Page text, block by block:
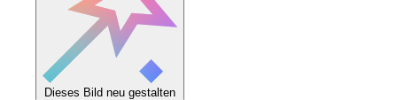
Dieses Bild neu gestalten